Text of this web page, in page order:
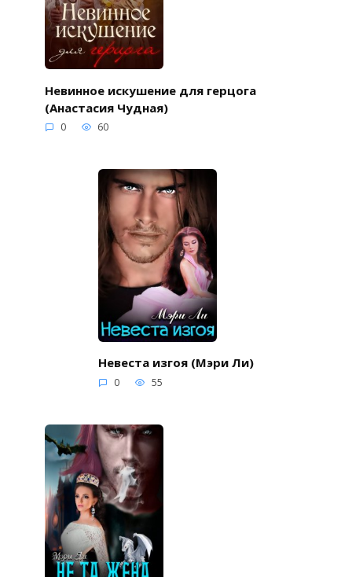
Невинное искушение для герцога
(Анастасия Чудная)
0 60
Невеста изгоя (Мэри Ли)
0 55